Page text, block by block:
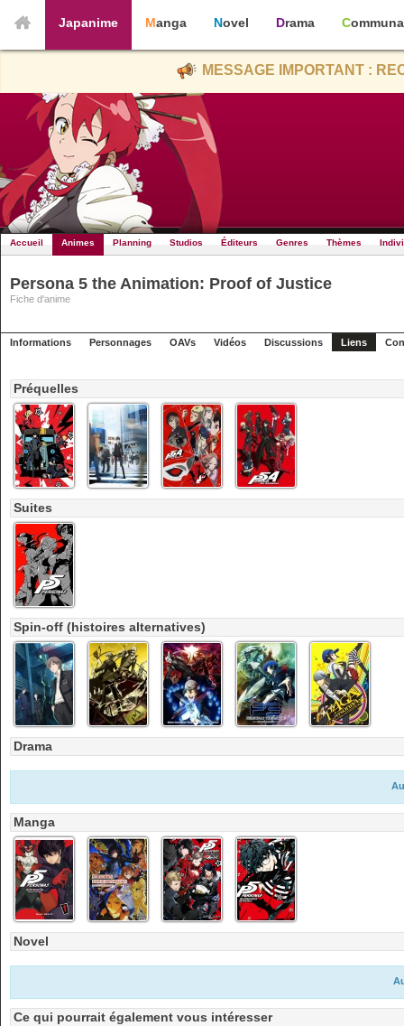
Japanime Manga Novel Drama
MESSAGE IMPORTANT :
Accueil Animes Planning Studios Éditeurs Genres Thèmes
Persona 5 the Animation: Proof of Justice
Fiche d'anime
Informations Personnages OAVs Vidéos Discussions Liens
Préquelles
Suites
Spin-off (histoires alternatives)
Drama
Manga
Novel
Ce qui pourrait également vous intéresser